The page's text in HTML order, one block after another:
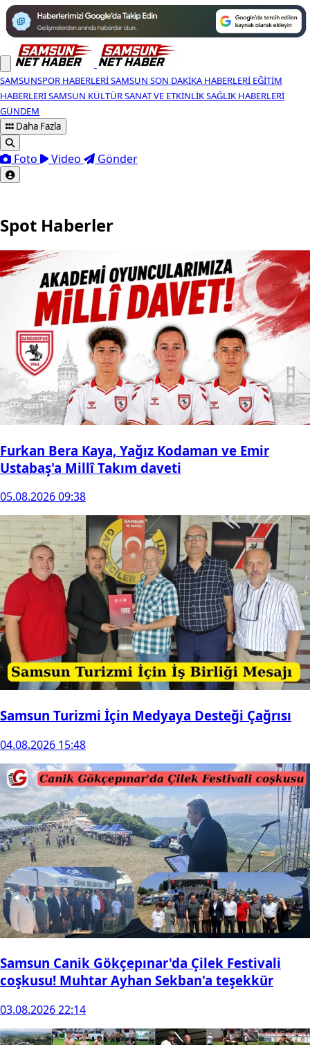
SAMSUNSPOR HABERLERISAMSUN SON DAKIKA HABERLERI EĞITIM
HABERLERISAMSUN KÜLTÜR SANAT VE ETKINLIKSAĞLIK HABERLERI
GÜNDEM
Daha Fazla
Foto Video Gönder
Spot Haberler
Furkan Bera Kaya, Yağız Kodaman ve Emir
Ustabaş'a Millî Takım daveti
05.08.2026 09:38
Samsun Turizmi İçin Medyaya Desteği Çağrısı
04.08.2026 15:48
Samsun Canik Gökçepınar'da Çilek Festivali
coşkusu! Muhtar Ayhan Sekban'a teşekkür
03.08.2026 22:14